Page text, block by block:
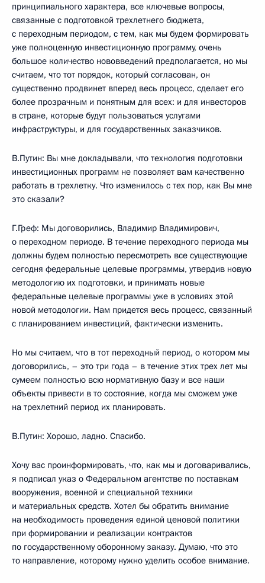
принципиального характера, все ключевые вопросы,
связанные с подготовкой трехлетнего бюджета,
с переходным периодом, с тем, как мы будем формировать
уже полноценную инвестиционную программу, очень
большое количество нововведений предполагается, но мы
считаем, что тот порядок, который согласован, он
существенно продвинет вперед весь процесс, сделает его
более прозрачным и понятным для всех: и для инвесторов
в стране, которые будут пользоваться услугами
инфраструктуры, и для государственных заказчиков.
В.Путин: Вы мне докладывали, что технология подготовки
инвестиционных программ не позволяет вам качественно
работать в трехлетку. Что изменилось с тех пор, как Вы мне
это сказали?
Г.Греф: Мы договорились, Владимир Владимирович,
о переходном периоде. В течение переходного периода мы
должны будем полностью пересмотреть все существующие
сегодня федеральные целевые программы, утвердив новую
методологию их подготовки, и принимать новые
федеральные целевые программы уже в условиях этой
новой методологии. Нам придется весь процесс, связанный
с планированием инвестиций, фактически изменить.
Но мы считаем, что в тот переходный период, о котором мы
договорились, – это три года – в течение этих трех лет мы
сумеем полностью всю нормативную базу и все наши
объекты привести в то состояние, когда мы сможем уже
на трехлетний период их планировать.
В.Путин: Хорошо, ладно. Спасибо.
Хочу вас проинформировать, что, как мы и договаривались,
я подписал указ о Федеральном агентстве по поставкам
вооружения, военной и специальной техники
и материальных средств. Хотел бы обратить внимание
на необходимость проведения единой ценовой политики
при формировании и реализации контрактов
по государственному оборонному заказу. Думаю, что это
то направление, которому нужно уделить особое внимание.